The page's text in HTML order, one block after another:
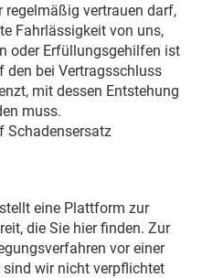
regelmäßig vertrauen darf,
Fahrlässigkeit von uns,
oder Erfüllungsgehilfen ist
den bei Vertragsschluss
mit dessen Entstehung
muss.
Schadensersatz
eine Plattform zur
die Sie hierfinden. Zur
vor einer
wir nicht verpflichtet